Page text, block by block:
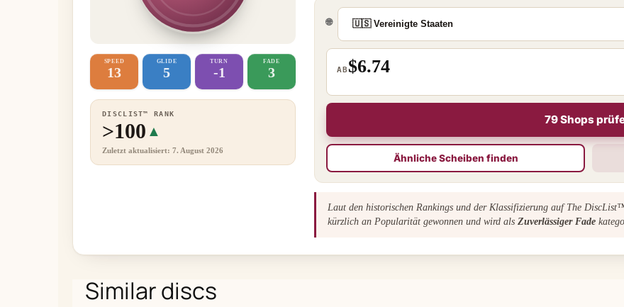
SPEED
13
GLIDE
5
TURN
-1
FADE
3
DISCLIST™ RANK
>100 ▲
Zuletzt aktualisiert: 7. August 2026
🌐
AB$6.74
79 Shops
Ähnliche Scheiben finden
Laut den historischen Rankings und der Klassifizierung auf The
kürzlich an Popularität gewonnen und wird als Zuverlässiger Fade
Similar discs